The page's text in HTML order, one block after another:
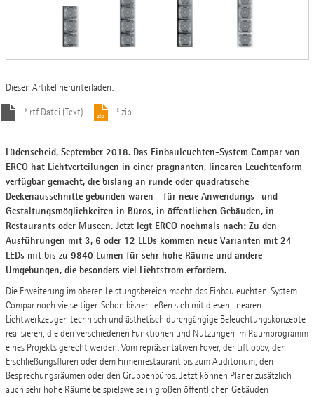
Diesen Artikel herunterladen:
*.rtf Datei (Text) *.zip
Lüdenscheid, September 2018. Das Einbauleuchten-System Compar von
ERCO hat Lichtverteilungen in einer prägnanten, linearen Leuchtenform
verfügbar gemacht, die bislang an runde oder quadratische
Deckenausschnitte gebunden waren - für neue Anwendungs- und
Gestaltungsmöglichkeiten in Büros, in öffentlichen Gebäuden, in
Restaurants oder Museen. Jetzt legt ERCO nochmals nach: Zu den
Ausführungen mit 3, 6 oder 12 LEDs kommen neue Varianten mit 24
LEDs mit bis zu 9840 Lumen für sehr hohe Räume und andere
Umgebungen, die besonders viel Lichtstrom erfordern.
Die Erweiterung im oberen Leistungsbereich macht das Einbauleuchten-System
Compar noch vielseitiger. Schon bisher ließen sich mit diesen linearen
Lichtwerkzeugen technisch und ästhetisch durchgängige Beleuchtungskonzepte
realisieren, die den verschiedenen Funktionen und Nutzungen im Raumprogramm
eines Projekts gerecht werden: Vom repräsentativen Foyer, der Liftlobby, den
Erschließungsfluren oder dem Firmenrestaurant bis zum Auditorium, den
Besprechungsräumen oder den Gruppenbüros. Jetzt können Planer zusätzlich
auch sehr hohe Räume beispielsweise in großen öffentlichen Gebäuden